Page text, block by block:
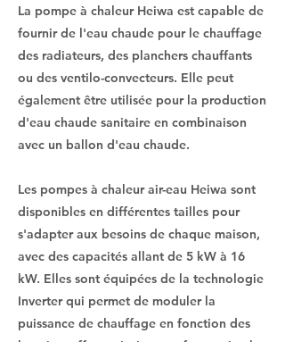
La pompe à chaleur Heiwa est capable de
fournir de l'eau chaude pour le chauffage
des radiateurs, des planchers chauffants
ou des ventilo-convecteurs. Elle peut
également être utilisée pour la production
d'eau chaude sanitaire en combinaison
avec un ballon d'eau chaude.
Les pompes à chaleur air-eau Heiwa sont
disponibles en différentes tailles pour
s'adapter aux besoins de chaque maison,
avec des capacités allant de 5 kW à 16
kW. Elles sont équipées de la technologie
Inverter qui permet de moduler la
puissance de chauffage en fonction des